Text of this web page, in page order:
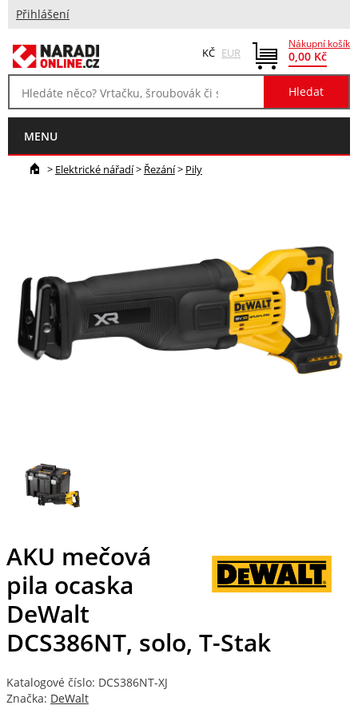
Přihlášení
Nákupní košík
0,00 Kč
KČ EUR
MENU
> Elektrické nářadí> Řezání> Pily
AKU mečová
pila ocaska
DeWalt
DCS386NT, solo, T-Stak
Katalogové číslo: DCS386NT-XJ
Značka: DeWalt